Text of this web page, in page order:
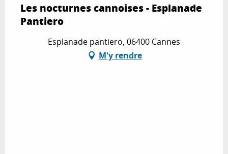
Les nocturnes cannoises - Esplanade
Pantiero
Esplanade pantiero, 06400 Cannes
M'y rendre